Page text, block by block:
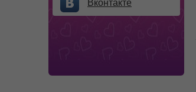
Вконтакте